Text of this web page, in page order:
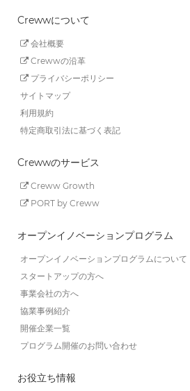
Crewwについて
会社概要
Crewwの沿革
プライバシーポリシー
サイトマップ
利用規約
特定商取引法に基づく表記
Crewwのサービス
Creww Growth
PORT by Creww
オープンイノベーションプログラム
オープンイノベーションプログラムについて
スタートアップの方へ
事業会社の方へ
協業事例紹介
開催企業一覧
プログラム開催のお問い合わせ
お役立ち情報